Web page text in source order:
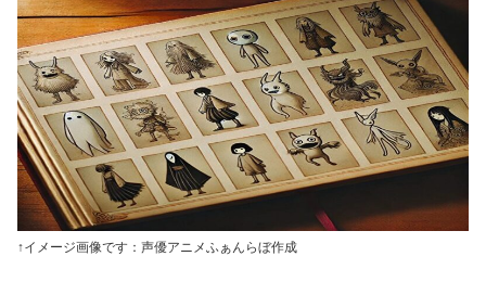
↑イメージ画像です：声優アニメふぁんらぼ作成